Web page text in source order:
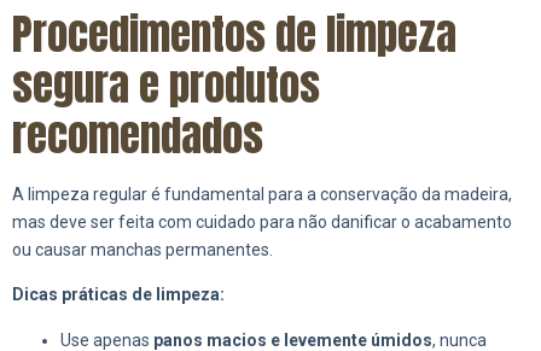
Procedimentos de limpeza
segura e produtos
recomendados
A limpeza regular é fundamental para a conservação da madeira,
mas deve ser feita com cuidado para não danificar o acabamento
ou causar manchas permanentes.
Dicas práticas de limpeza:
Use apenas panos macios e levemente úmidos, nunca